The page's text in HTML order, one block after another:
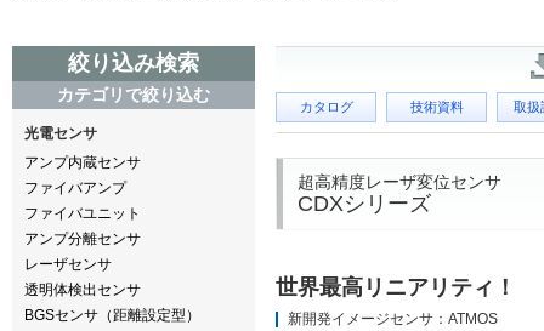
絞り込み検索
カテゴリで絞り込む
光電センサ
アンプ内蔵センサ
ファイバアンプ
ファイバユニット
アンプ分離センサ
レーザセンサ
透明体検出センサ
BGSセンサ（距離設定型）
カタログ 技術資料 取扱
超高精度レーザ変位センサ
CDXシリーズ
世界最高リニアリティ！
新開発イメージセンサ：ATMOS